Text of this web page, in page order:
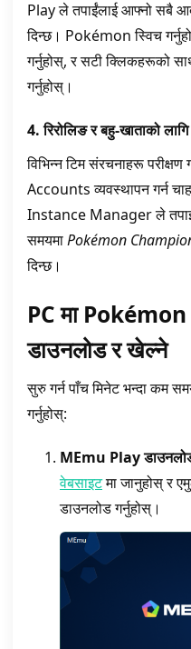
Play ले तपाईंलाई आफ्नो सबै
दिन्छ। Pokémon स्विच
गर्नुहोस्, र सटी क्लिकहरूको
गर्नुहोस्।
4. रिरोलिङ र बहु-खाताको
विभिन्न टिम संरचनाहरू
Accounts व्यवस्थापन गर्न
Instance Manager ले
समयमाPokémon
दिन्छ।
PC मा
डाउनलोड र खेल्ने
सुरु गर्न पाँच मिनेट भन्दा कम
गर्नुहोस्:
MEmu Play डाउनलोड
वेबसाइटमा जानुहोस् र
डाउनलोड गर्नुहोस्।